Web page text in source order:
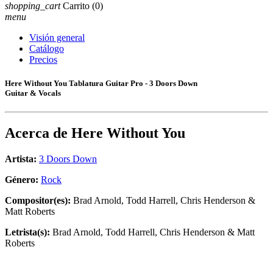
shopping_cart Carrito (0)
menu
Visión general
Catálogo
Precios
Here Without You Tablatura Guitar Pro - 3 Doors Down
Guitar & Vocals
Acerca de Here Without You
Artista: 3 Doors Down
Género: Rock
Compositor(es): Brad Arnold, Todd Harrell, Chris Henderson &
Matt Roberts
Letrista(s): Brad Arnold, Todd Harrell, Chris Henderson & Matt
Roberts